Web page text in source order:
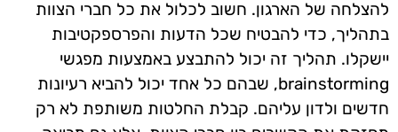
להצלחה של הארגון. חשוב לכלול את כל חברי הצוות
בתהליך, כדי להבטיח שכל הדעות והפרספקטיבות
יישקלו. תהליך זה יכול להתבצע באמצעות מפגשי
brainstorming, שבהם כל אחד יכול להביא רעיונות
חדשים ולדון עליהם. קבלת החלטות משותפת לא רק